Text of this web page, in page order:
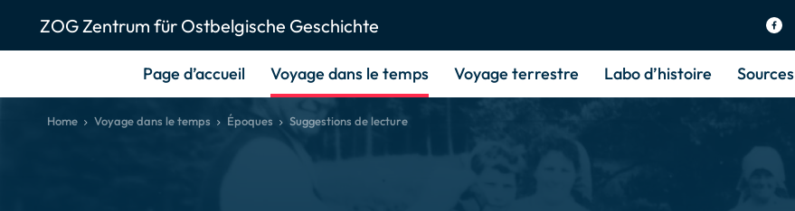
ZOG Zentrum für Ostbelgische Geschichte
Page d’accueil Voyage dans le temps Voyage terrestre Labo d’histoire Sources
Home Voyage dans le temps Époques Suggestions de lecture